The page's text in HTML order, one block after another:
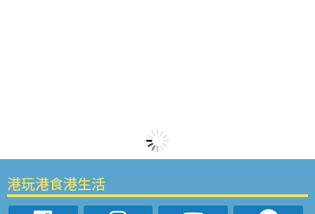
港玩港食港生活